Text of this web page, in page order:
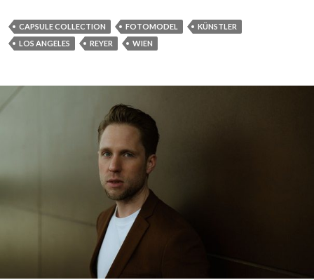
CAPSULE COLLECTION FOTOMODEL
KÜNSTLER
LOS ANGELES
REYER WIEN